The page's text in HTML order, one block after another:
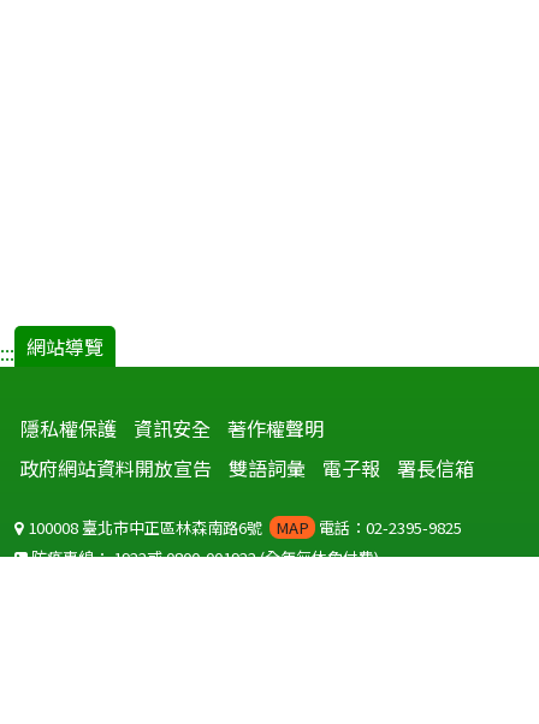
::: 網站導覽
隱私權保護 資訊安全 著作權聲明
政府網站資料開放宣告
雙語詞彙 電子報 署長信箱
100008 臺北市中正區林森南路6號 MAP 電話：02-2395-9825
防疫專線：1922或0800-001922(全年無休免付費)